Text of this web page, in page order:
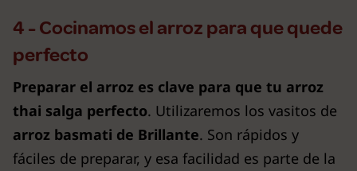
4 - Cocinamos el arroz para que quede
perfecto
Preparar el arroz es clave para que tu arroz
thai salga perfecto. Utilizaremos los vasitos de
arroz basmati de Brillante. Son rápidos y
fáciles de preparar, y esa facilidad es parte de la